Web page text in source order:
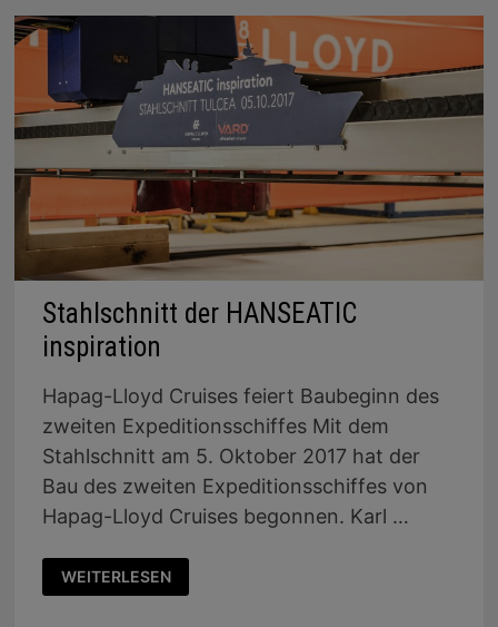
Stahlschnitt der HANSEATIC
inspiration
Hapag-Lloyd Cruises feiert Baubeginn des
zweiten Expeditionsschiffes Mit dem
Stahlschnitt am 5. Oktober 2017 hat der
Bau des zweiten Expeditionsschiffes von
Hapag-Lloyd Cruises begonnen. Karl …
STAHLSCHNITT
DER
HANSEATIC
WEITERLESEN